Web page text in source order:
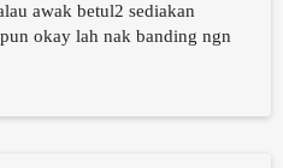
awak betul2 sediakan
okay lah nak banding ngn